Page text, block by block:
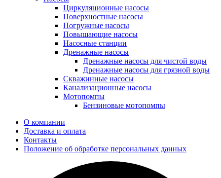
Циркуляционные насосы
Поверхностные насосы
Погружные насосы
Повышающие насосы
Насосные станции
Дренажные насосы
Дренажные насосы для чистой воды
Дренажные насосы для грязной воды
Скважинные насосы
Канализационные насосы
Мотопомпы
Бензиновые мотопомпы
О компании
Доставка и оплата
Контакты
Положение об обработке персональных данных